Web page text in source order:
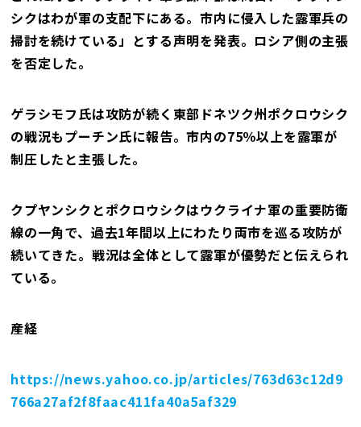
シクはわが軍の支配下にある。市内に侵入した露軍兵の
掃討を続けている」とする声明を発表。ロシア側の主張
を否定した。
ゲラシモフ氏は攻防が続く東部ドネツク州ポクロウシク
の戦況もプーチン氏に報告。市内の75％以上を露軍が
制圧したと主張した。
クプヤンシクとポクロウシクはウクライナ軍の重要防衛
線の一角で、過去1年間以上にわたり両市を巡る攻防が
続いてきた。戦況は全体として露軍が優勢だと伝えられ
ている。
産経
https://news.yahoo.co.jp/articles/763d63c12d9
766a27af2f8faac411fa40a5af329